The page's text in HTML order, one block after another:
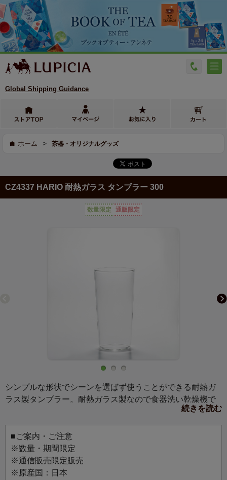
Global Shipping Guidance
ホーム > 茶器・オリジナルグッズ
CZ4337 HARIO 耐熱ガラス タンブラー 300
数量限定 通販限定
シンプルな形状でシーンを選ばず使うことができる耐熱ガ
ラス製タンブラー。耐熱ガラス製なので食器洗い乾燥機で
続きを読む
■ご案内・ご注意
※数量・期間限定
※通信販売限定販売
※原産国：日本